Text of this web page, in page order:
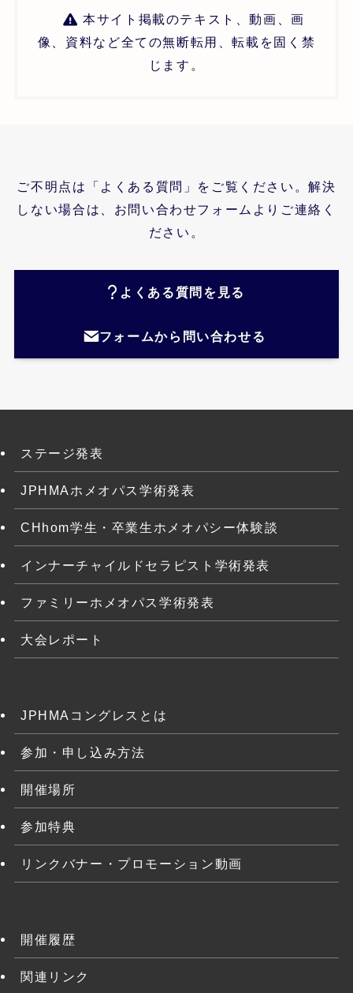
本サイト掲載のテキスト、動画、画
像、資料など全ての無断転用、転載を固く禁
じます。
ご不明点は「よくある質問」をご覧ください。解決
しない場合は、お問い合わせフォームよりご連絡く
ださい。
よくある質問を見る
フォームから問い合わせる
ステージ発表
JPHMAホメオパス学術発表
CHhom学生・卒業生ホメオパシー体験談
インナーチャイルドセラピスト学術発表
ファミリーホメオパス学術発表
大会レポート
JPHMAコングレスとは
参加・申し込み方法
開催場所
参加特典
リンクバナー・プロモーション動画
開催履歴
関連リンク